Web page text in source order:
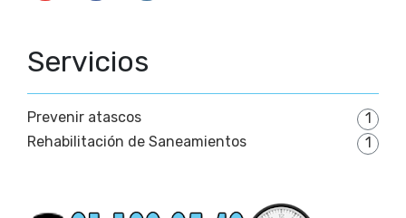
Servicios
Prevenir atascos
1
Rehabilitación de Saneamientos
1